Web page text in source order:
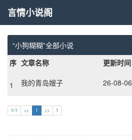
言情小说阁
“小狗糊糊”全部小说
序 文章名称 更新时间
1 我的青岛嫂子 26-08-06
1/1 << 1 >> 1